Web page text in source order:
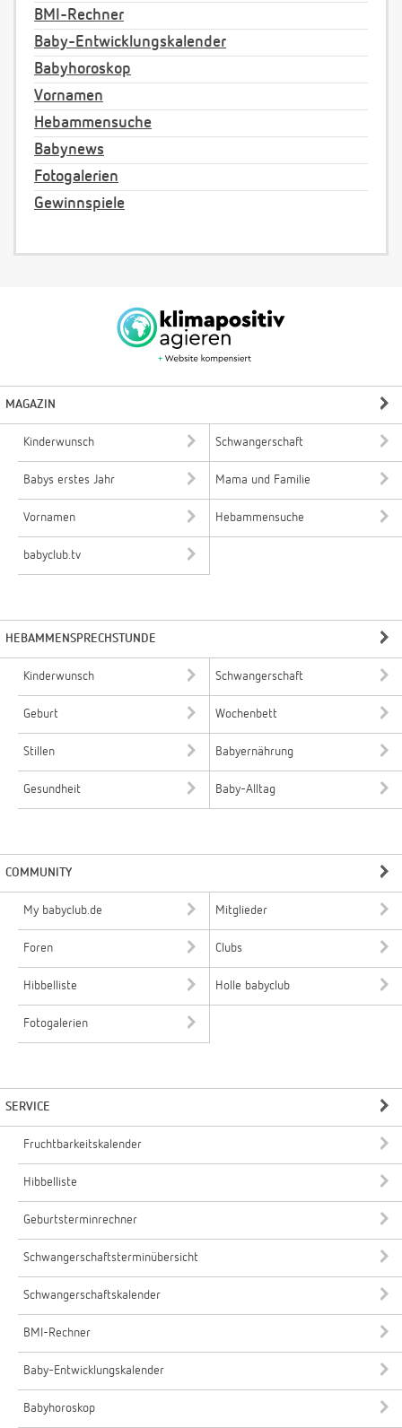
BMI-Rechner
Baby-Entwicklungskalender
Babyhoroskop
Vornamen
Hebammensuche
Babynews
Fotogalerien
Gewinnspiele
MAGAZIN
Kinderwunsch Schwangerschaft
Babys erstes Jahr Mama und Familie
Vornamen Hebammensuche
babyclub.tv
HEBAMMENSPRECHSTUNDE
Kinderwunsch Schwangerschaft
Geburt Wochenbett
Stillen Babyernährung
Gesundheit Baby-Alltag
COMMUNITY
My babyclub.de Mitglieder
Foren Clubs
Hibbelliste Holle babyclub
Fotogalerien
SERVICE
Fruchtbarkeitskalender
Hibbelliste
Geburtsterminrechner
Schwangerschaftsterminübersicht
Schwangerschaftskalender
BMI-Rechner
Baby-Entwicklungskalender
Babyhoroskop